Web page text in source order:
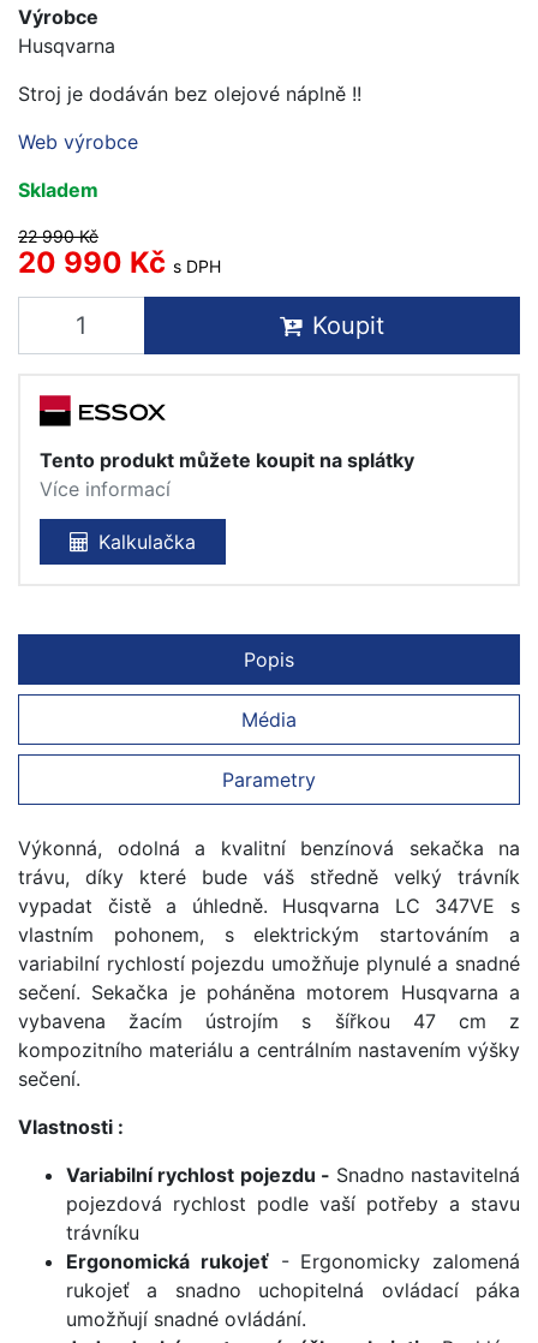
Výrobce
Husqvarna
Stroj je dodáván bez olejové náplně !!
Web výrobce
Skladem
22 990 Kč
20 990 Kč s DPH
Koupit
Tento produkt můžete koupit na splátky
Více informací
Kalkulačka
Popis
Média
Parametry
Výkonná, odolná a kvalitní benzínová sekačka na
trávu, díky které bude váš středně velký trávník
vypadat čistě a úhledně. Husqvarna LC 347VE s
vlastním pohonem, s elektrickým startováním a
variabilní rychlostí pojezdu umožňuje plynulé a snadné
sečení. Sekačka je poháněna motorem Husqvarna a
vybavena žacím ústrojím s šířkou 47 cm z
kompozitního materiálu a centrálním nastavením výšky
sečení.
Vlastnosti :
Variabilní rychlost pojezdu - Snadno nastavitelná
pojezdová rychlost podle vaší potřeby a stavu
trávníku
Ergonomická rukojeť- Ergonomicky zalomená
rukojeť a snadno uchopitelná ovládací páka
umožňují snadné ovládání.